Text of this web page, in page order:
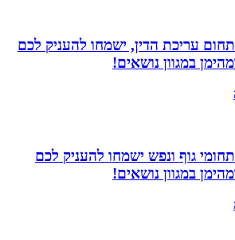
הדין, ישמחו להעניק לכם
במגוון נושאים!
גוף ונפש ישמחו להעניק לכם
במגוון נושאים!